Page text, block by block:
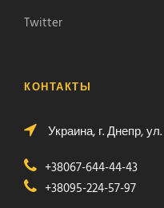
Twitter
КОНТАКТЫ
Украина, г. Днепр,
+38067-644-44-43
+38095-224-57-97